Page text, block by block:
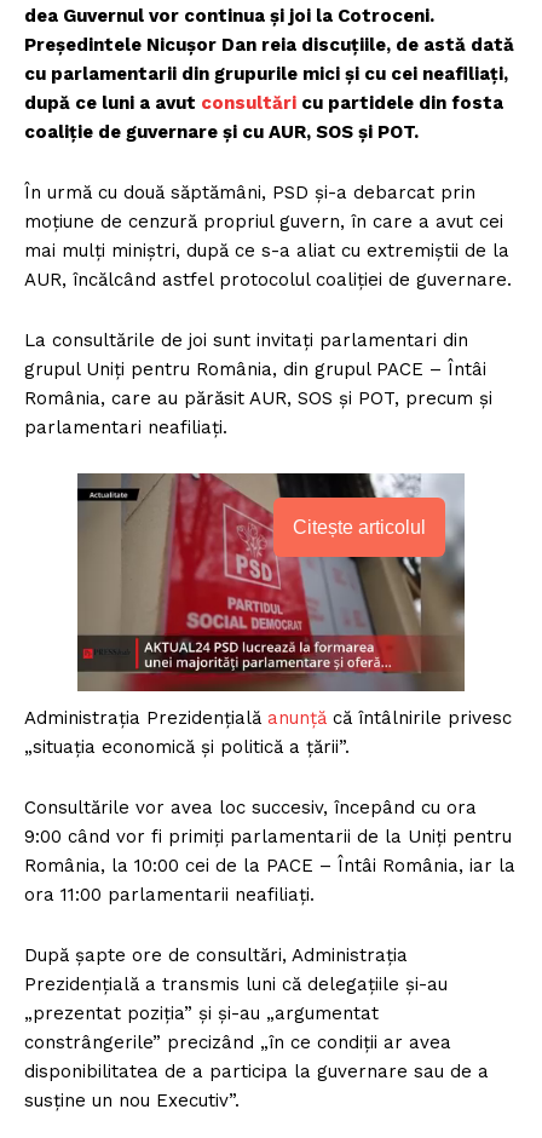
dea Guvernul vor continua și joi la Cotroceni.
Președintele Nicușor Dan reia discuțiile, de astă dată
cu parlamentarii din grupurile mici și cu cei neafiliați,
după ce luni a avut consultări cu partidele din fosta
coaliție de guvernare și cu AUR, SOS și POT.
În urmă cu două săptămâni, PSD și-a debarcat prin
moțiune de cenzură propriul guvern, în care a avut cei
mai mulți miniștri, după ce s-a aliat cu extremiștii de la
AUR, încălcând astfel protocolul coaliției de guvernare.
La consultările de joi sunt invitați parlamentari din
grupul Uniți pentru România, din grupul PACE – Întâi
România, care au părăsit AUR, SOS și POT, precum și
parlamentari neafiliați.
Citește articolul
Administrația Prezidențială anunță că întâlnirile privesc
„situația economică și politică a țării”.
Consultările vor avea loc succesiv, începând cu ora
9:00 când vor fi primiți parlamentarii de la Uniți pentru
România, la 10:00 cei de la PACE – Întâi România, iar la
ora 11:00 parlamentarii neafiliați.
După șapte ore de consultări, Administrația
Prezidențială a transmis luni că delegațiile și-au
„prezentat poziția” și și-au „argumentat
constrângerile” precizând „în ce condiții ar avea
disponibilitatea de a participa la guvernare sau de a
susține un nou Executiv”.